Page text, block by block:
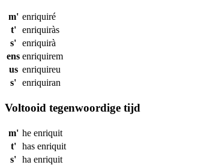
m' enriquiré
t'
enriquiràs
s' enriquirà
ens enriquirem
us enriquireu
s' enriquiran
Voltooid tegenwoordige tijd
m' he enriquit
t'
has enriquit
s' ha enriquit